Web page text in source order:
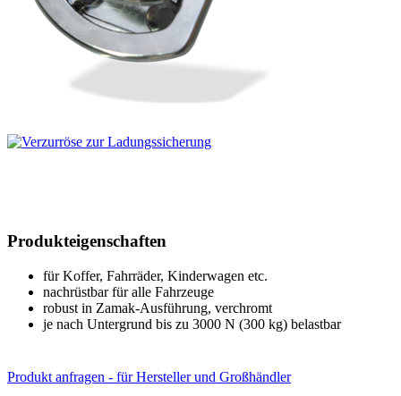
Produkteigenschaften
für Koffer, Fahrräder, Kinderwagen etc.
nachrüstbar für alle Fahrzeuge
robust in Zamak-Ausführung, verchromt
je nach Untergrund bis zu 3000 N (300 kg) belastbar
Produkt anfragen - für Hersteller und Großhändler